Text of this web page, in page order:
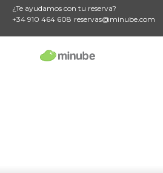
¿Te ayudamos con tu reserva?
+34 910 464 608 reservas@minube.com